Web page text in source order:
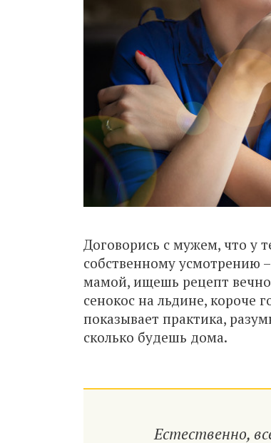
Договорись с мужем, что у
собственному усмотрению
мамой, ищешь рецепт
сенокос на льдине, короче
показывает практика,
сколько будешь дома.
Естественно,